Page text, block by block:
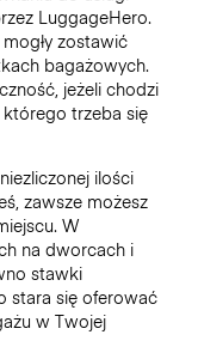
LuggageHero.
zostawić
bagażowych.
jeżeli chodzi
trzeba się
ilości
zawsze możesz
W
na dworcach i
stawki
stara się oferować
w Twojej